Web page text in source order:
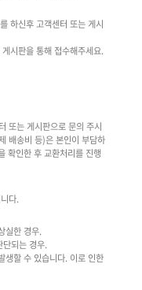
하신후 고객센터 또는 게시
시판을 통해 접수해주세요.
또는 게시판으로 문의 주시
배송비 등)은 본인이 부담하
인한 후 교환처리를 진행
다.
실한 경우.
단되는 경우.
생할 수 있습니다. 이로 인한